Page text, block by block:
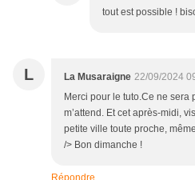
tout est possible !
L La Musaraigne 22/09/2024
Merci pour le tuto.Ce ne sera
m’attend. Et cet après-midi,
petite ville toute proche,
/> Bon dimanche !
Répondre